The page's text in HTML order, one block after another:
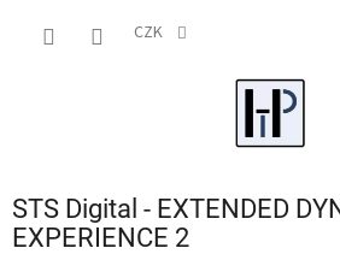
CZK
STS Digital - EXTENDED
EXPERIENCE 2